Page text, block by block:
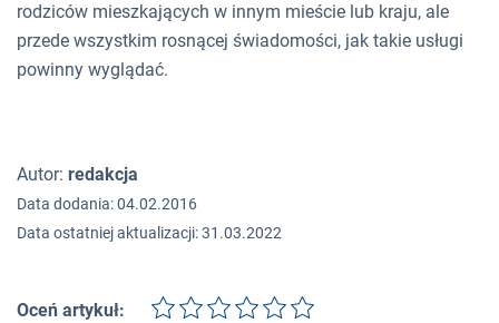
rodziców mieszkających w innym mieście lub kraju, ale
przede wszystkim rosnącej świadomości, jak takie usługi
powinny wyglądać.
Autor: redakcja
Data dodania: 04.02.2016
Data ostatniej aktualizacji: 31.03.2022
Oceń artykuł: